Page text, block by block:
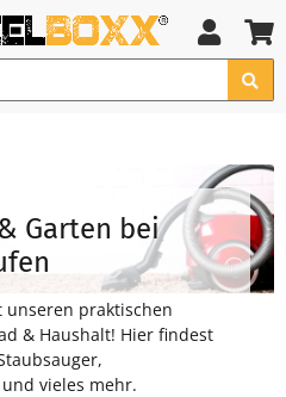
Garten bei
unseren praktischen
& Haushalt! Hier findest
vieles mehr.